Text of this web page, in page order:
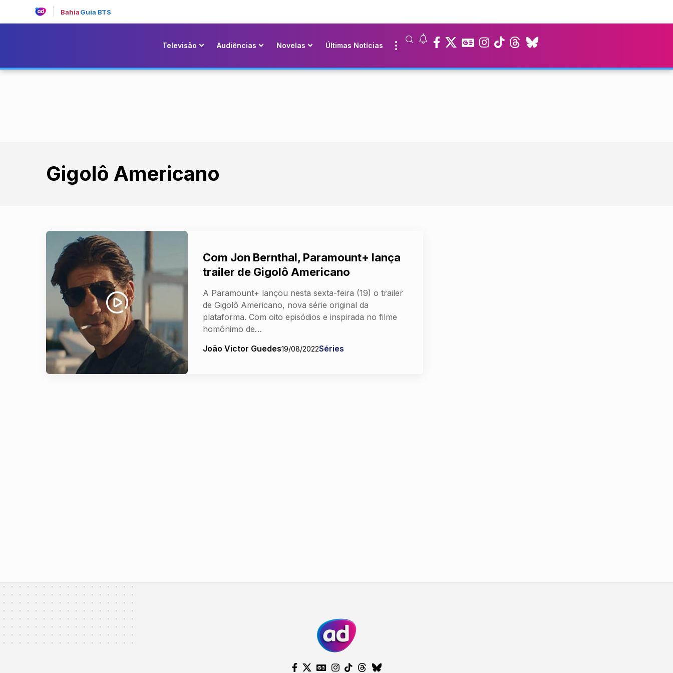
BahiaGuia BTS
Televisão Audiências Novelas Últimas Notícias
Gigolô Americano
Com Jon Bernthal, Paramount+ lança
trailer de Gigolô Americano
A Paramount+ lançou nesta sexta-feira (19) o trailer
de Gigolô Americano, nova série original da
plataforma. Com oito episódios e inspirada no filme
homônimo de…
João Victor Guedes19/08/2022Séries